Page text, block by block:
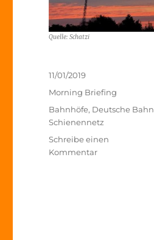
Quelle: Schatzi
Veröffentlicht
11/01/2019
Kategorien
Morning Briefing
Schlagwörter
Bahnhöfe, Deutsche Bahn
Schienennetz
Schreibe einen
Kommentarzu